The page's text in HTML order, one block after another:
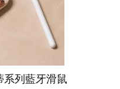
列藍牙滑鼠